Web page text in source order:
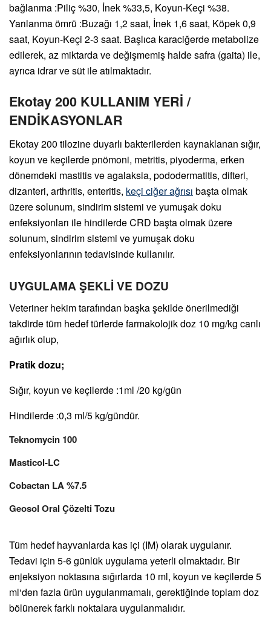
bağlanma :Piliç %30, İnek %33,5, Koyun-Keçi %38.
Yarılanma ömrü :Buzağı 1,2 saat, İnek 1,6 saat, Köpek 0,9
saat, Koyun-Keçi 2-3 saat. Başlıca karaciğerde metabolize
edilerek, az miktarda ve değişmemiş halde safra (gaita) ile,
ayrıca idrar ve süt ile atılmaktadır.
Ekotay 200 KULLANIM YERİ /
ENDİKASYONLAR
Ekotay 200 tilozine duyarlı bakterilerden kaynaklanan sığır,
koyun ve keçilerde pnömoni, metritis, piyoderma, erken
dönemdeki mastitis ve agalaksia, pododermatitis, difteri,
dizanteri, arthritis, enteritis, keçi ciğer ağrısı başta olmak
üzere solunum, sindirim sistemi ve yumuşak doku
enfeksiyonları ile hindilerde CRD başta olmak üzere
solunum, sindirim sistemi ve yumuşak doku
enfeksiyonlarının tedavisinde kullanılır.
UYGULAMA ŞEKLİ VE DOZU
Veteriner hekim tarafından başka şekilde önerilmediği
takdirde tüm hedef türlerde farmakolojik doz 10 mg/kg canlı
ağırlık olup,
Pratik dozu;
Sığır, koyun ve keçilerde :1ml /20 kg/gün
Hindilerde :0,3 ml/5 kg/gündür.
Teknomycin 100
Masticol-LC
Cobactan LA %7.5
Geosol Oral Çözelti Tozu
Tüm hedef hayvanlarda kas içi (IM) olarak uygulanır.
Tedavi için 5-6 günlük uygulama yeterli olmaktadır. Bir
enjeksiyon noktasına sığırlarda 10 ml, koyun ve keçilerde 5
ml‘den fazla ürün uygulanmamalı, gerektiğinde toplam doz
bölünerek farklı noktalara uygulanmalıdır.